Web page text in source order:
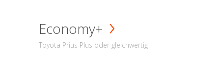
Economy+
Toyota Prius Plus oder gleichwertig